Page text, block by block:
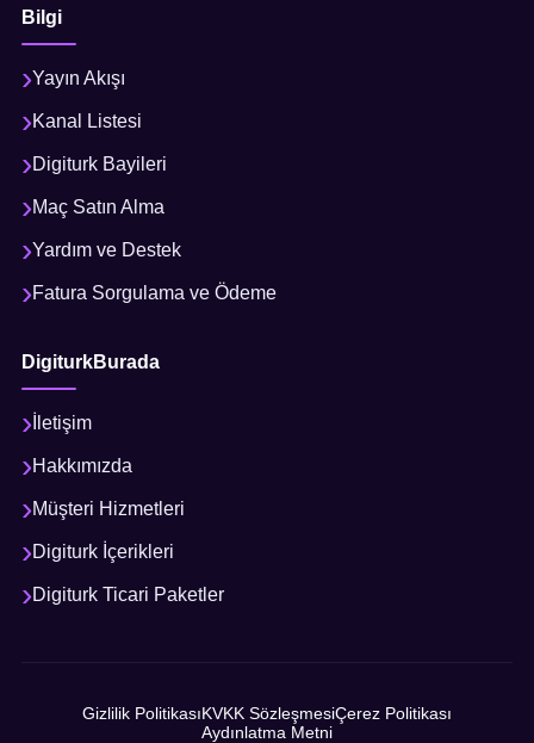
Bilgi
Yayın Akışı
Kanal Listesi
Digiturk Bayileri
Maç Satın Alma
Yardım ve Destek
Fatura Sorgulama ve Ödeme
DigiturkBurada
İletişim
Hakkımızda
Müşteri Hizmetleri
Digiturk İçerikleri
Digiturk Ticari Paketler
Gizlilik PolitikasıKVKK SözleşmesiÇerez Politikası
Aydınlatma Metni